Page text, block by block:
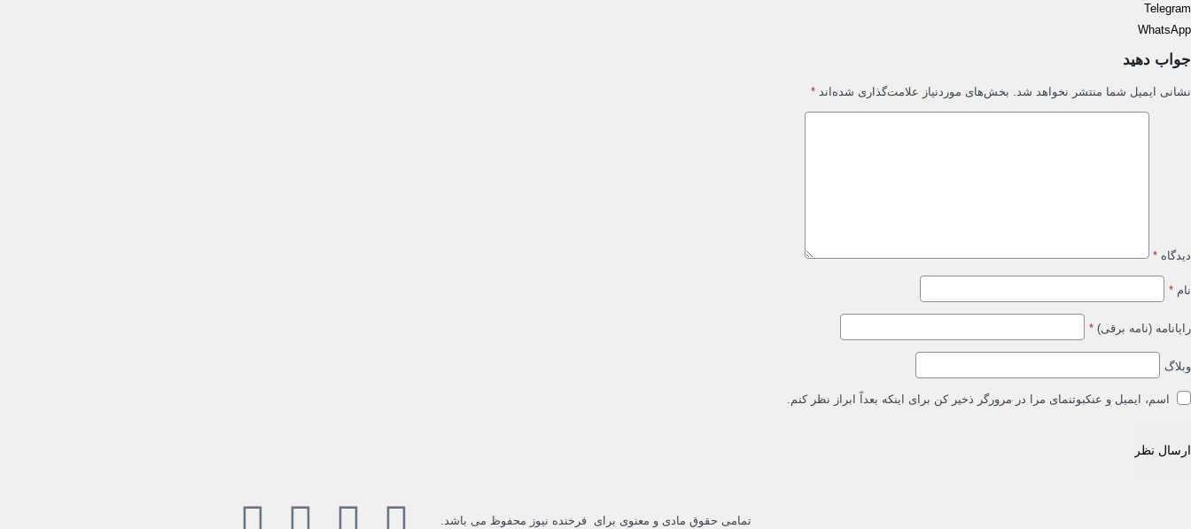
Telegram
WhatsApp
جواب دهید
نشانی ایمیل شما منتشر نخواهد شد. بخش‌های موردنیاز علامت‌گذاری شده‌اند *
دیدگاه *
نام *
رایانامه (نامه برقی) *
وبلاگ
اسم، ایمیل و عنکبوتنمای مرا در مرورگر ذخیر کن برای اینکه بعداً ابراز نظر کنم.
تمامی حقوق مادی و معنوی برای فرخنده نیوز محفوظ می باشد.